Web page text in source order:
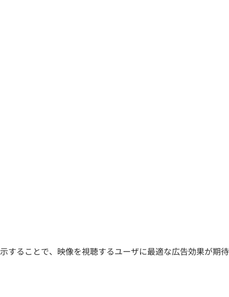
することで、映像を視聴するユーザに最適な広告効果が期待